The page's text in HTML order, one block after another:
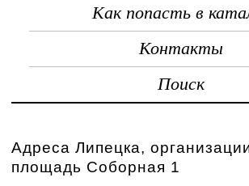
Как попасть в
Контакты
Поиск
Адреса Липецка,
площадь Соборная 1